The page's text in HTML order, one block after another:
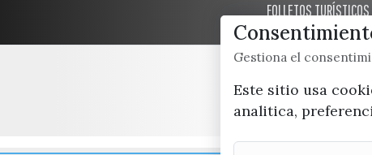
FOLLETOS TURÍSTICOS
Gestiona el
Este sitio usa
analitica,